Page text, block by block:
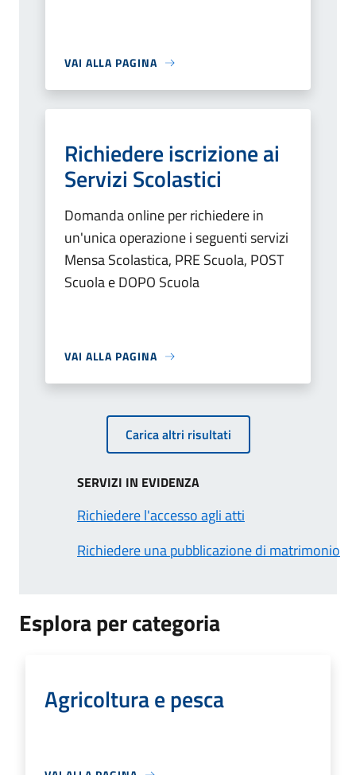
VAI ALLA PAGINA
Richiedere iscrizione ai
Servizi Scolastici
Domanda online per richiedere in
un'unica operazione i seguenti servizi
Mensa Scolastica, PRE Scuola, POST
Scuola e DOPO Scuola
VAI ALLA PAGINA
Carica altri risultati
SERVIZI IN EVIDENZA
Richiedere l'accesso agli atti
Richiedere una pubblicazione di matrimonio
Esplora per categoria
Agricoltura e pesca